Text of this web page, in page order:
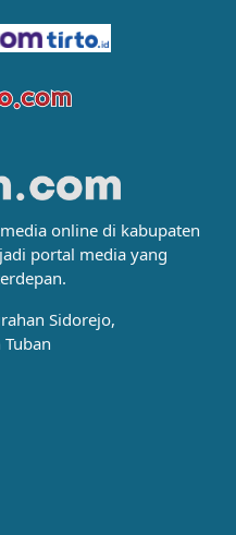
online di kabupaten
portal media yang
Sidorejo,